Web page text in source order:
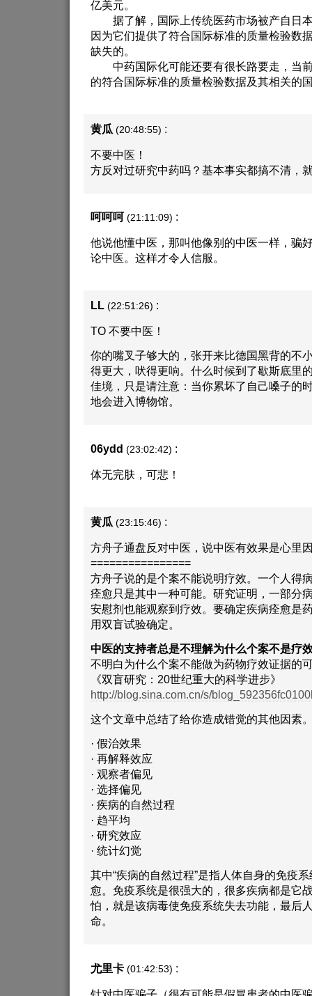
亿美元。
据了解，国际上传统医药市场被产自日本
因为它们提供了符合国际标准的质量检验数
缺失的。
中药国际化可能还要有很长路要走，当
的符合国际标准的质量检验数据及其相关的
黄瓜 (20:48:55) :
不要中医！
方反对过研究中药吗？基本事实都搞不清，
呵呵呵 (21:11:09) :
他说他懂中医，那叫他像别的中医一样，骗
论中医。这样才令人信服。
LL (22:51:26) :
TO 不要中医！
你的嘴叉子够大的，张开来比德国黑背的不
得更大，吠得更响。什么时候到了歇斯底里
佳境，只是请注意：当你累坏了自己嗓子的
地会进入博物馆。
06ydd (23:02:42) :
体无完肤，可悲！
黄瓜 (23:15:46) :
方舟子通盘反对中医，说中医有效果是心里
================
方舟子说的是个案不能说明疗效。一个人得
痊愈只是其中一种可能。研究证明，一部分
安慰剂也能观察到疗效。要确定疾病痊愈是
用双盲试验确定。
中医的支持者总是不理解为什么个案不是疗
不明白为什么个案不能做为药物疗效证据的
《双盲研究：20世纪重大的科学进步》
http://blog.sina.com.cn/s/
这个文章中总结了给你造成错觉的其他因素
· 假治效果
· 再解释效应
· 观察者偏见
· 选择偏见
· 疾病的自然过程
· 趋平均
· 研究效应
· 统计幻觉
其中“疾病的自然过程”是指人体自身的免疫
愈。免疫系统是很强大的，很多疾病都是它
怕，就是该病毒使免疫系统失去功能，最后
命。
尤里卡 (01:42:53) :